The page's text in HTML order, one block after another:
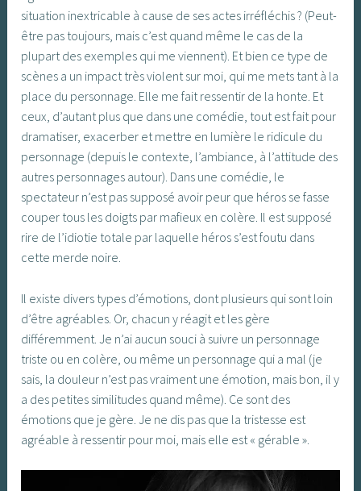
situation inextricable à cause de ses actes irréfléchis ? (Peut-
être pas toujours, mais c’est quand même le cas de la
plupart des exemples qui me viennent). Et bien ce type de
scènes a un impact très violent sur moi, qui me mets tant à la
place du personnage. Elle me fait ressentir de la honte. Et
ceux, d’autant plus que dans une comédie, tout est fait pour
dramatiser, exacerber et mettre en lumière le ridicule du
personnage (depuis le contexte, l’ambiance, à l’attitude des
autres personnages autour). Dans une comédie, le
spectateur n’est pas supposé avoir peur que héros se fasse
couper tous les doigts par mafieux en colère. Il est supposé
rire de l’idiotie totale par laquelle héros s’est foutu dans
cette merde noire.
Il existe divers types d’émotions, dont plusieurs qui sont loin
d’être agréables. Or, chacun y réagit et les gère
différemment. Je n’ai aucun souci à suivre un personnage
triste ou en colère, ou même un personnage qui a mal (je
sais, la douleur n’est pas vraiment une émotion, mais bon, il y
a des petites similitudes quand même). Ce sont des
émotions que je gère. Je ne dis pas que la tristesse est
agréable à ressentir pour moi, mais elle est « gérable ».